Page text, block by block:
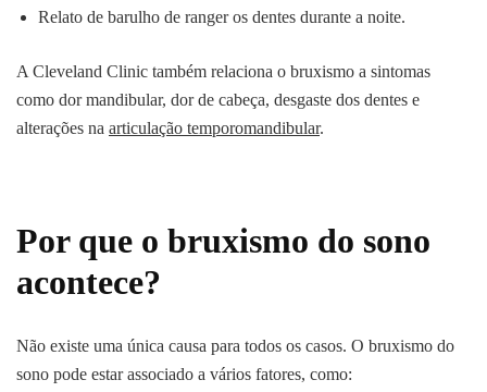
Relato de barulho de ranger os dentes durante a noite.
A Cleveland Clinic também relaciona o bruxismo a sintomas
como dor mandibular, dor de cabeça, desgaste dos dentes e
alterações na articulação temporomandibular.
Por que o bruxismo do sono
acontece?
Não existe uma única causa para todos os casos. O bruxismo do
sono pode estar associado a vários fatores, como: